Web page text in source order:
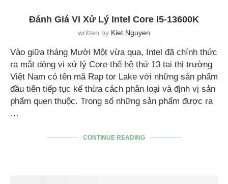
Đánh Giá Vi Xử Lý Intel Core i5-13600K
written by Kiet Nguyen
Vào giữa tháng Mười Một vừa qua, Intel đã chính thức
ra mắt dòng vi xử lý Core thế hệ thứ 13 tại thị trường
Việt Nam có tên mã Rap tor Lake với những sản phẩm
đầu tiên tiếp tục kế thừa cách phân loại và định vị sản
phẩm quen thuộc. Trong số những sản phẩm được ra
…
CONTINUE READING